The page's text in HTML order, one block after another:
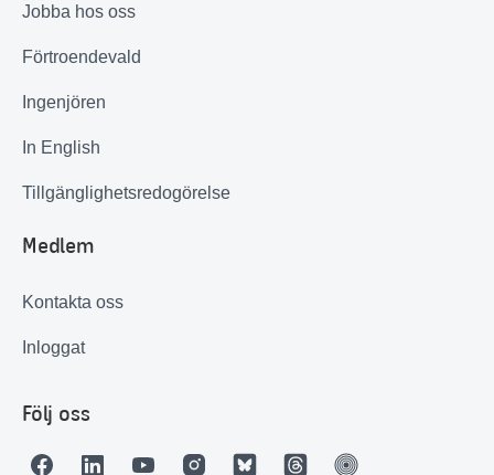
Jobba hos oss
Förtroendevald
Ingenjören
In English
Tillgänglighetsredogörelse
Medlem
Kontakta oss
Inloggat
Följ oss